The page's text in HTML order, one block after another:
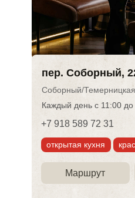
пер. Соборный,
Соборный/Темерницкая
Каждый день с 11:00 до
Маршрут
+7 918 589 72 31
открытая кухня